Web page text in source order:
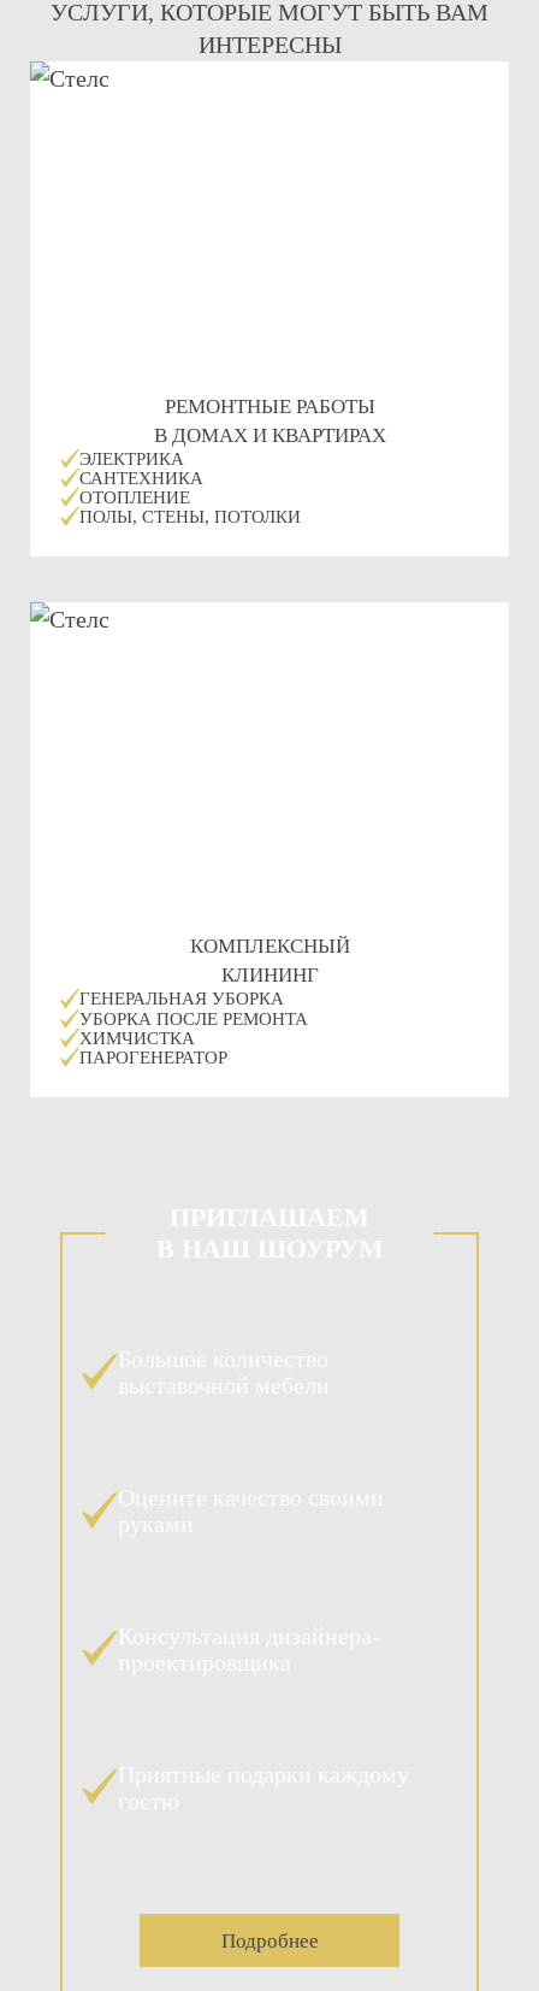
УСЛУГИ, КОТОРЫЕ МОГУТ БЫТЬ ВАМ
ИНТЕРЕСНЫ
РЕМОНТНЫЕ РАБОТЫ
В ДОМАХ И КВАРТИРАХ
ЭЛЕКТРИКА
САНТЕХНИКА
ОТОПЛЕНИЕ
ПОЛЫ, СТЕНЫ, ПОТОЛКИ
КОМПЛЕКСНЫЙ
КЛИНИНГ
ГЕНЕРАЛЬНАЯ УБОРКА
УБОРКА ПОСЛЕ РЕМОНТА
ХИМЧИСТКА
ПАРОГЕНЕРАТОР
Подробнее